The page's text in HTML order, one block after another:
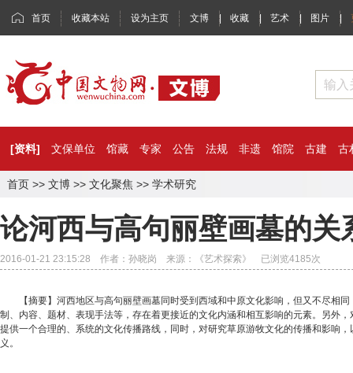
首页 收藏本站 设为主页 文博 | 收藏 | 艺术 | 图片 |
[资料] 文保单位 馆藏 专家 公告 法规 非遗 馆院 古建 古
首页 >> 文博 >> 文化聚焦 >> 学术研究
论河西与高句丽壁画墓的关
2016-01-21 23:15:28 作者：孙晓岗 来源：《艺术探索》 已浏览4185次
【摘要】河西地区与高句丽壁画墓同时受到西域和中原文化影响，但又不尽相同
制、内容、题材、表现手法等，存在着更接近的文化内涵和相互影响的元素。另外
提供一个合理的、系统的文化传播路线，同时，对研究草原游牧文化的传播和影响
义。